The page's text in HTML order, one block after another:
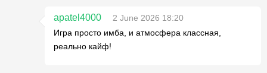
apatel4000
2 June 2026 18:20
Игра просто имба, и атмосфера классная,
реально кайф!